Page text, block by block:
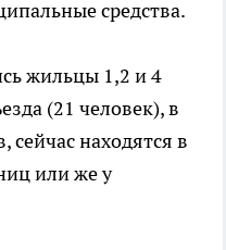
средства.
жильцы 1,2 и 4
(21 человек), в
находятся в
или же у